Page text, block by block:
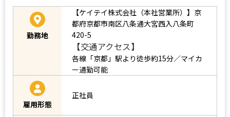
勤務地
【ケイテイ株式会社（本社営業所）】京
都府京都市南区八条通大宮西入八条町
420-5
【交通アクセス】
各線「京都」駅より徒歩約15分／マイカ
ー通勤可能
雇用形態
正社員